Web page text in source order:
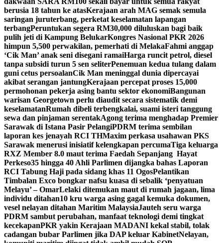
berusia 18 tahun ke atasKerajaan arah MAG semak semula
saringan juruterbang, perketat keselamatan lapangan
terbangPeruntukan segera RM30,000 diluluskan bagi baik
pulih jeti di Kampung BelukarKongres Nasional PKR 2026
himpun 5,500 perwakilan, pemerhati di MelakaFahmi anggap
‘Cik Man’ anak seni disegani ramaiHarga runcit petrol, diesel
tanpa subsidi turun 5 sen seliterPenemuan kedua tulang dalam
guni cetus persoalanCik Man meninggal dunia dipercayai
akibat serangan jantungKerajaan percepat proses 15,000
permohonan pekerja asing bantu sektor ekonomiBangunan
warisan Georgetown perlu diaudit secara sistematik demi
keselamatanRumah dibeli terbengkalai, suami isteri tanggung
sewa dan pinjaman serentakAgong terima menghadap Premier
Sarawak di Istana Pasir PelangiPDRM terima sembilan
laporan kes jenayah RCI THMaxim perkasa usahawan PKS
Sarawak menerusi inisiatif kelengkapan percumaTiga keluarga
RXZ Member 8.0 maut terima Faedah Sepanjang Hayat
Perkeso35 hingga 40 Ahli Parlimen dijangka bahas Laporan
RCI Tabung Haji pada sidang khas 11 OgosPelantikan
Timbalan Exco bongkar nafsu kuasa di sebalik ‘penyatuan
Melayu’ – OmarLelaki ditemukan maut di rumah jagaan, lima
individu ditahan10 kru warga asing gagal kemuka dokumen,
vesel nelayan ditahan Maritim MalaysiaJauteh seru warga
PDRM sambut perubahan, manfaat teknologi demi tingkat
kecekapanPKR yakin Kerajaan MADANI kekal stabil, tolak
cadangan bubar Parlimen jika DAP keluar KabinetNelayan,